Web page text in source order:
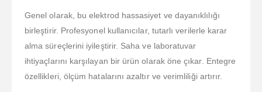
Genel olarak, bu elektrod hassasiyet ve dayanıklılığı
birleştirir. Profesyonel kullanıcılar, tutarlı verilerle karar
alma süreçlerini iyileştirir. Saha ve laboratuvar
ihtiyaçlarını karşılayan bir ürün olarak öne çıkar. Entegre
özellikleri, ölçüm hatalarını azaltır ve verimliliği artırır.